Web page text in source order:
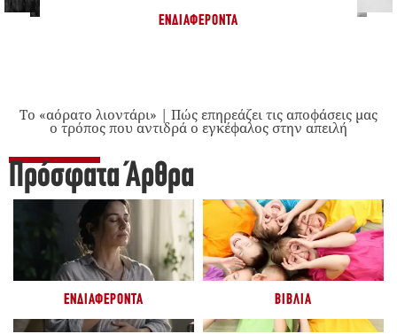
ΕΝΔΙΑΦΈΡΟΝΤΑ
Το «αόρατο λιοντάρι» | Πώς επηρεάζει τις αποφάσεις μας
ο τρόπος που αντιδρά ο εγκέφαλος στην απειλή
Πρόσφατα Άρθρα
ΕΝΔΙΑΦΈΡΟΝΤΑ ΒΙΒΛΊΑ